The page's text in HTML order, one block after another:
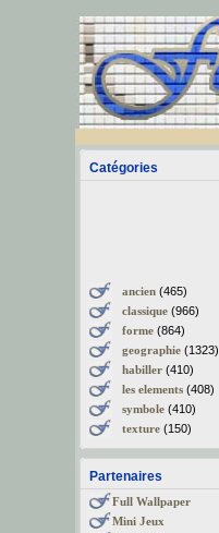
Catégories
ancien(465)
classique(966)
forme(864)
geographie(1323)
habiller(410)
les elements(408)
symbole(410)
texture(150)
Partenaires
Full Wallpaper
Mini Jeux